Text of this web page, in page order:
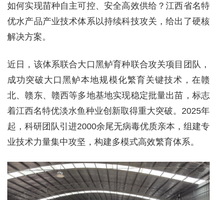
如何实现苗种自主可控、安全高效供给？江西省名特
优水产品产业技术体系以持续科技攻关，给出了硬核
解决方案。
近日，该体系联合大口黑鲈育种联合攻关项目团队，
成功突破大口黑鲈本地规模化繁育关键技术，在赣
北、赣东、赣西等多地基地实现稳定批量出苗，标志
着江西名特优淡水鱼种业创新取得重大突破。2025年
起，科研团队引进2000余尾无病毒优质亲本，组建专
业技术力量集中攻坚，构建多模式高效繁育体系。